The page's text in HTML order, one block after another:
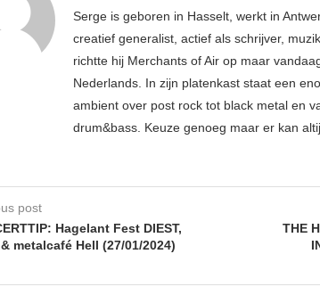
Serge is geboren in Hasselt, werkt in
creatief generalist, actief als schrijver,
richtte hij Merchants of Air op maar
Nederlands. In zijn platenkast staat een
ambient over post rock tot black metal en
drum&bass. Keuze genoeg maar er kan
post
Hagelant Fest DIEST,
metalcafé Hell (27/01/2024)
THE